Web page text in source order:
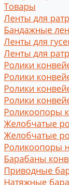
Товары
Ленты для
Бандажные
Ленты для
Ленты для
Ролики
Ролики
Ролики
Ролики
Роликоопоры
Желобчатые
Желобчатые
Роликоопоры
Барабаны
Приводные
Натяжные